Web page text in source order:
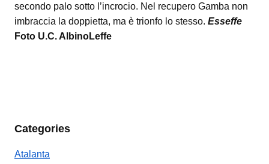
secondo palo sotto l’incrocio. Nel recupero Gamba non
imbraccia la doppietta, ma è trionfo lo stesso. Esseffe
Foto U.C. AlbinoLeffe
Categories
Atalanta